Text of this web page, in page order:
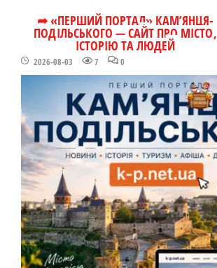
➦ «ПЕРШИЙ ПОРТАЛ» КАМ’ЯНЦЯ-
ПОДІЛЬСЬКОГО — САЙТ ПРО МІСТО,
ІСТОРІЮ ТА ЛЮДЕЙ
2026-08-03 7 0